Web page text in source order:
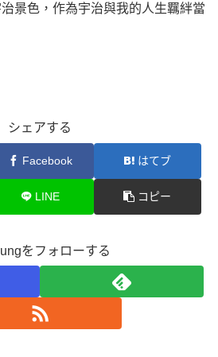
景色，作為宇治與我的人生羈絆當
シェアする
Facebook はてブ
LINE コピー
をフォローする